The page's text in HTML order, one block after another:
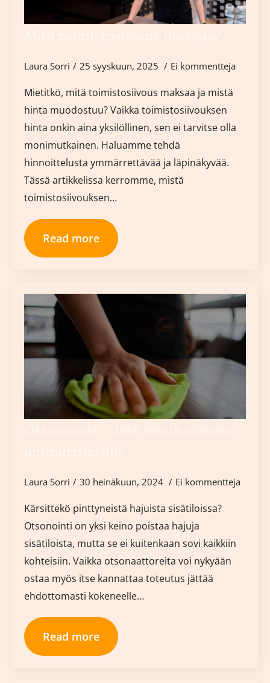
Laura Sorri 25 syyskuun, 2025 Ei kommentteja
Mietitkö, mitä toimistosiivous maksaa ja mistä
hinta muodostuu? Vaikka toimistosiivouksen
hinta onkin aina yksilöllinen, sen ei tarvitse olla
monimutkainen. Haluamme tehdä
hinnoittelusta ymmärrettävää ja läpinäkyvää.
Tässä artikkelissa kerromme, mistä
toimistosiivouksen…
Read more
Laura Sorri 30 heinäkuun, 2024 Ei kommentteja
Kärsittekö pinttyneistä hajuista sisätiloissa?
Otsonointi on yksi keino poistaa hajuja
sisätiloista, mutta se ei kuitenkaan sovi kaikkiin
kohteisiin. Vaikka otsonaattoreita voi nykyään
ostaa myös itse kannattaa toteutus jättää
ehdottomasti kokeneelle…
Read more